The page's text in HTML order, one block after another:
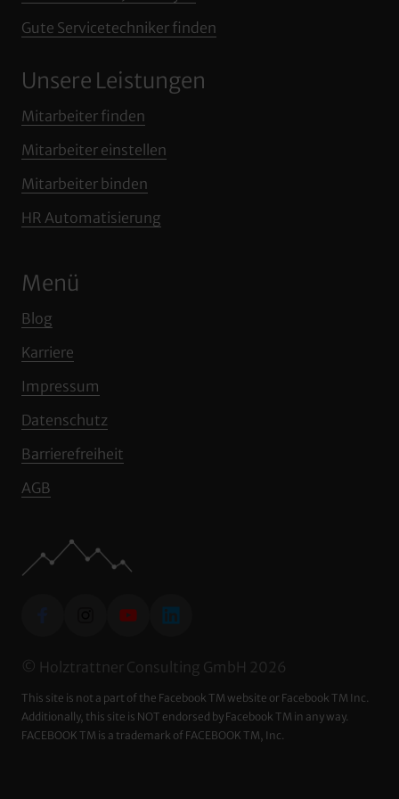
Überzeugen Sie sich selbst in einem
Gute Servicetechniker finden
Unsere Leistungen
Mitarbeiter finden
Mitarbeiter einstellen
Mitarbeiter binden
HR Automatisierung
Menü
Blog
Karriere
Impressum
Datenschutz
Barrierefreiheit
AGB
© Holztrattner Consulting GmbH 2026
This site is not a part of the Facebook TM website or Facebook TM Inc.
Additionally, this site is NOT endorsed by Facebook TM in any way.
FACEBOOK TM is a trademark of FACEBOOK TM, Inc.